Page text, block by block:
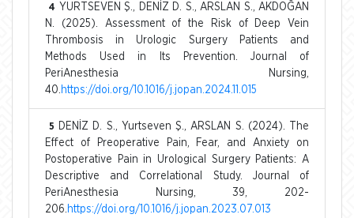
4 YURTSEVEN Ş., DENİZ D. S., ARSLAN S., AKDOĞAN
N. (2025). Assessment of the Risk of Deep Vein
Thrombosis in Urologic Surgery Patients and
Methods Used in Its Prevention. Journal of
PeriAnesthesia Nursing,
40. https://doi.org/10.1016/j.jopan.2024.11.015
5
DENİZ D. S., Yurtseven Ş., ARSLAN S. (2024). The
Effect of Preoperative Pain, Fear, and Anxiety on
Postoperative Pain in Urological Surgery Patients: A
Descriptive and Correlational Study. Journal of
PeriAnesthesia Nursing, 39, 202-
206. https://doi.org/10.1016/j.jopan.2023.07.013